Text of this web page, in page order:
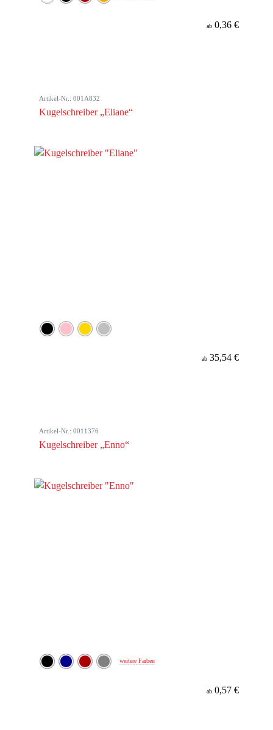
ab 0,36 €
Artikel-Nr.: 001A832
Kugelschreiber „Eliane“
ab 35,54 €
Artikel-Nr.: 0011376
Kugelschreiber „Enno“
weitere Farben
ab 0,57 €